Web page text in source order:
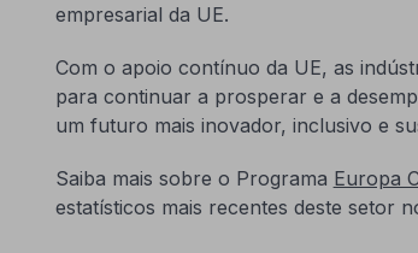
empresarial da UE.
Com o apoio contínuo da UE, as
para continuar a prosperar e a
um futuro mais inovador, inclusivo e
Saiba mais sobre o Programa Europa
estatísticos mais recentes deste setor